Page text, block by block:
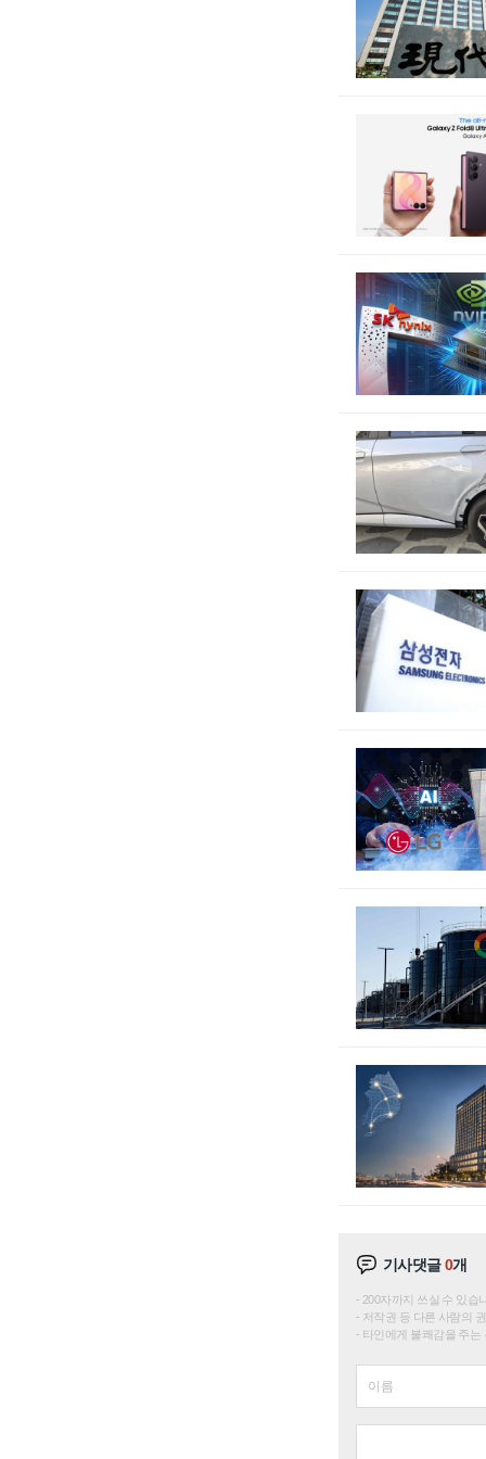
기사댓글0개
200자까지 쓰실 수 있습
저작권 등 다른 사람의
타인에게 불쾌감을 주는